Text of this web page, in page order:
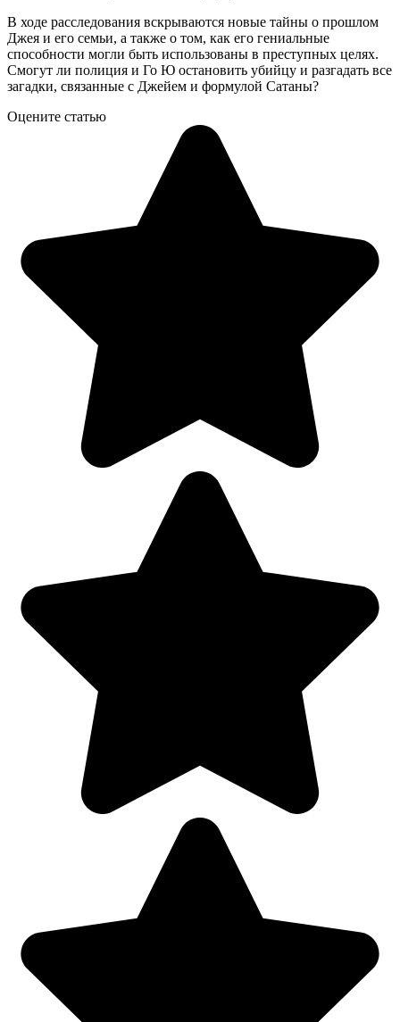
В ходе расследования вскрываются новые тайны о прошлом
Джея и его семьи, а также о том, как его гениальные
способности могли быть использованы в преступных целях.
Смогут ли полиция и Го Ю остановить убийцу и разгадать все
загадки, связанные с Джейем и формулой Сатаны?
Оцените статью